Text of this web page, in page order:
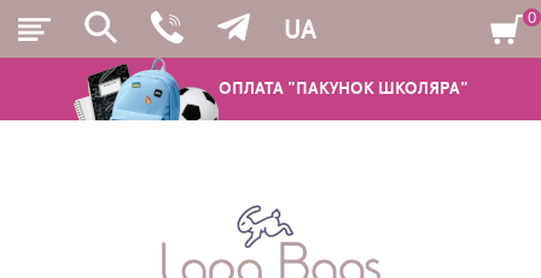
ОПЛАТА "ПАКУНОК ШКОЛЯРА"
UA
ШКІЛЬНІ РЮКЗАКИ ТА РАНЦІ
0